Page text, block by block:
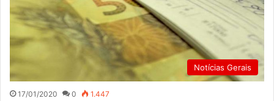
Notícias Gerais
17/01/2020 0 1.447